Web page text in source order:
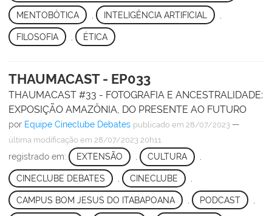
MENTOBÓTICA INTELIGÊNCIA ARTIFICIAL
FILOSOFIA ÉTICA
THAUMACAST - EP033
THAUMACAST #33 - FOTOGRAFIA E ANCESTRALIDADE:
EXPOSIÇÃO AMAZÔNIA, DO PRESENTE AO FUTURO
por Equipe Cineclube Debates publicado em 28/07/2023 —
última modificação em 28/07/2023 20h11
registrado em: EXTENSÃO , CULTURA ,
CINECLUBE DEBATES CINECLUBE
CAMPUS BOM JESUS DO ITABAPOANA PODCAST